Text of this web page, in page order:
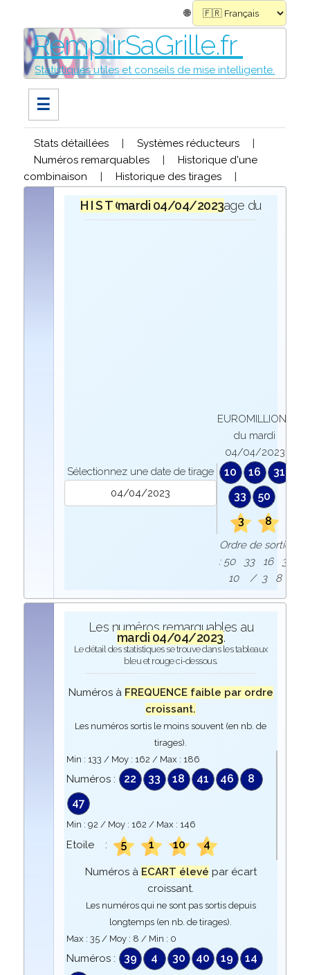
🌐
RemplirSaGrille.fr
Statistiques utiles et conseils de mise intelligente.
☰
Stats détaillées | Systèmes réducteurs
|
Numéros remarquables
|
Historique d'une
combinaison
| Historique des tirages |
H I S T O R I Q U Elors du tirage du
mardi 04/04/2023
Sélectionnez une date de tirage
EUROMILLIONS
du mardi
04/04/2023
10 16
31
33
50
3
8
Ordre de sortie
: 50 33 16 31
10 / 3 8
Les numéros remarquables au
mardi 04/04/2023.
Le détail des statistiques se trouve dans les tableaux
bleu et rouge ci-dessous.
Numéros à FREQUENCE faible par ordre
croissant.
Les numéros sortis le moins souvent (en nb. de
tirages).
Min : 133 / Moy : 162 / Max : 186
Numéros : 22 33 18 41 46
8
47
Min : 92 / Moy : 162 / Max : 146
Etoile : 5 1 10 4
Numéros à ECART élevé par écart
croissant.
Les numéros qui ne sont pas sortis depuis
longtemps (en nb. de tirages).
Max : 35/ Moy : 8 / Min : 0
Numéros : 39 4 30 40 19
14